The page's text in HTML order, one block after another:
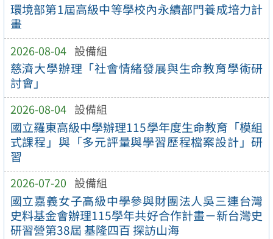
環境部第1屆高級中等學校內永續部門養成培力計
畫
2026-08-04 設備組
慈濟大學辦理「社會情緒發展與生命教育學術研
討會」
2026-08-04 設備組
國立羅東高級中學辦理115學年度生命教育「模組
式課程」與「多元評量與學習歷程檔案設計」研
習
2026-07-20 設備組
國立嘉義女子高級中學參與財團法人吳三連台灣
史料基金會辦理115學年共好合作計畫－新台灣史
研習營第38屆 基隆四百 探訪山海